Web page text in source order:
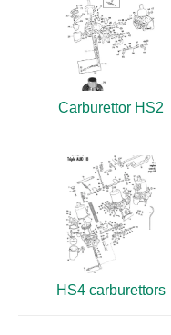
Carburettor HS2
HS4 carburettors